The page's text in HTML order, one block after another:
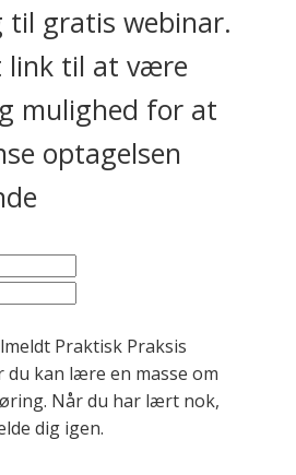
til gratis webinar.
link til at være
mulighed for at
optagelsen
Praktisk Praksis
du kan lære en masse om
Når du har lært nok,
dig igen.